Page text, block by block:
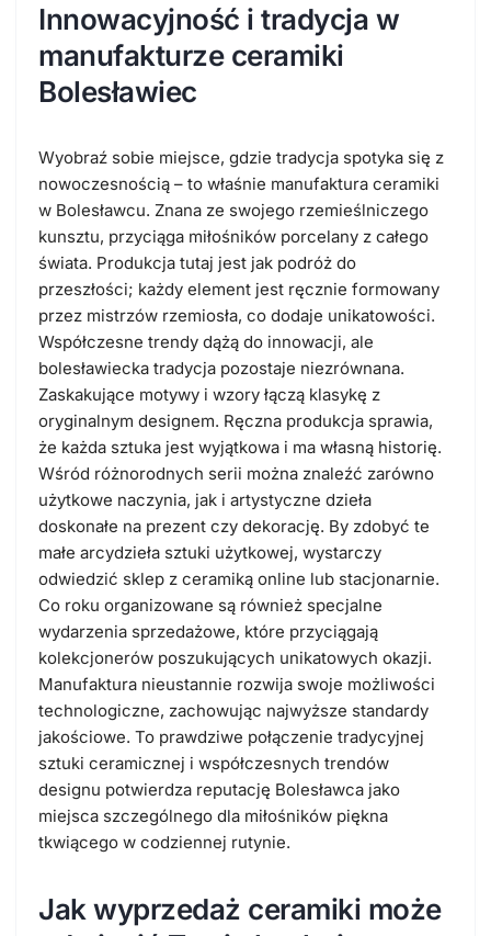
Innowacyjność i tradycja w
manufakturze ceramiki
Bolesławiec
Wyobraź sobie miejsce, gdzie tradycja spotyka się z
nowoczesnością – to właśnie manufaktura ceramiki
w Bolesławcu. Znana ze swojego rzemieślniczego
kunsztu, przyciąga miłośników porcelany z całego
świata. Produkcja tutaj jest jak podróż do
przeszłości; każdy element jest ręcznie formowany
przez mistrzów rzemiosła, co dodaje unikatowości.
Współczesne trendy dążą do innowacji, ale
bolesławiecka tradycja pozostaje niezrównana.
Zaskakujące motywy i wzory łączą klasykę z
oryginalnym designem. Ręczna produkcja sprawia,
że każda sztuka jest wyjątkowa i ma własną historię.
Wśród różnorodnych serii można znaleźć zarówno
użytkowe naczynia, jak i artystyczne dzieła
doskonałe na prezent czy dekorację. By zdobyć te
małe arcydzieła sztuki użytkowej, wystarczy
odwiedzić sklep z ceramiką online lub stacjonarnie.
Co roku organizowane są również specjalne
wydarzenia sprzedażowe, które przyciągają
kolekcjonerów poszukujących unikatowych okazji.
Manufaktura nieustannie rozwija swoje możliwości
technologiczne, zachowując najwyższe standardy
jakościowe. To prawdziwe połączenie tradycyjnej
sztuki ceramicznej i współczesnych trendów
designu potwierdza reputację Bolesławca jako
miejsca szczególnego dla miłośników piękna
tkwiącego w codziennej rutynie.
Jak wyprzedaż ceramiki może